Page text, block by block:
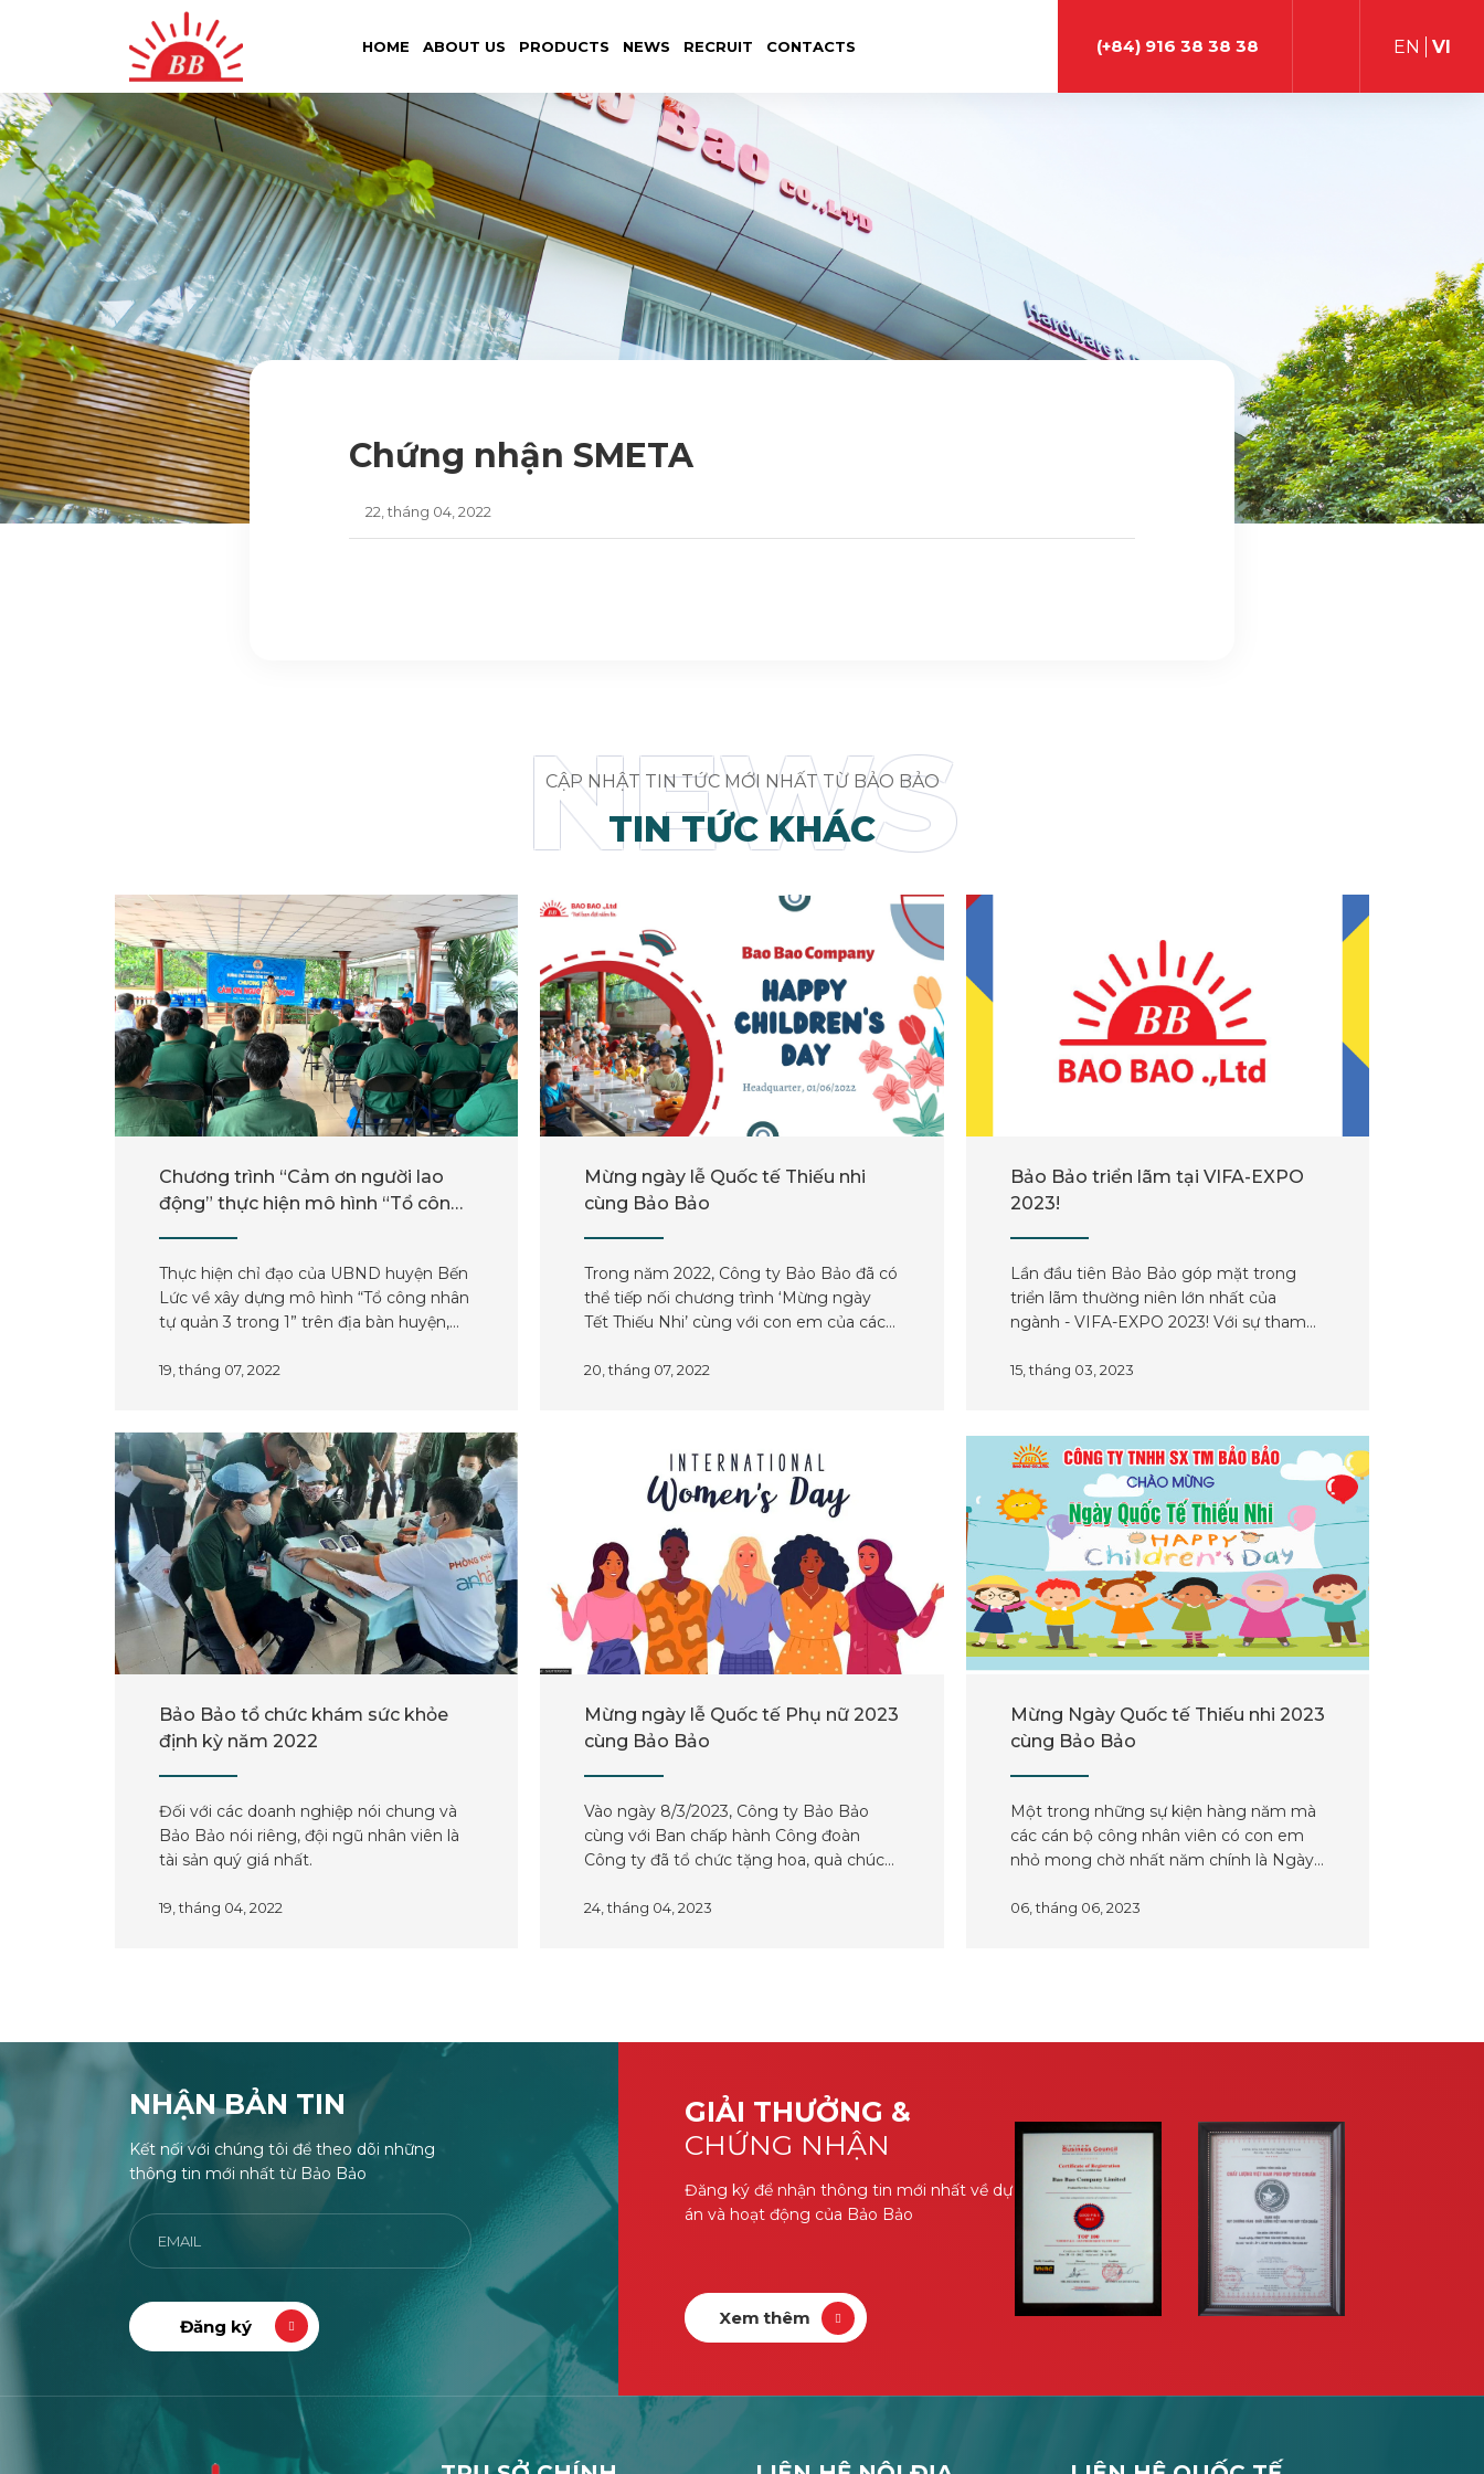
HOME ABOUT US PRODUCTS NEWS RECRUIT CONTACTS (+84) 916 38 38 38 EN VI
Chứng nhận SMETA
22, tháng 04, 2022
NEWS
CẬP NHẬT TIN TỨC MỚI NHẤT TỪ BẢO BẢO
TIN TỨC KHÁC
Chương trình “Cảm ơn người lao
động” thực hiện mô hình “Tổ công
Thực hiện chỉ đạo của UBND huyện Bến
Lức về xây dựng mô hình “Tổ công nhân
tự quản 3 trong 1” trên địa bàn huyện,
đoàn Lao động huyện tổ chức Chương
ANTQ (Công TNHH SX TM Bảo Bảo,ấp 1,
xã Mỹ Yên, huyện Bến Lức).
19, tháng 07, 2022
Mừng ngày lễ Quốc tế Thiếu nhi
cùng Bảo Bảo
Trong năm 2022, Công ty Bảo Bảo đã có
thể tiếp nối chương trình ‘Mừng ngày
Tết Thiếu Nhi’ cùng với con em của các
20, tháng 07, 2022
Bảo Bảo triển lãm tại VIFA-EXPO
2023!
Lần đầu tiên Bảo Bảo góp mặt trong
triển lãm thường niên lớn nhất của
ngành - VIFA-EXPO 2023! Với sự tham
đã có cơ hội trưng bày những sản phẩm
15, tháng 03, 2023
Bảo Bảo tổ chức khám sức khỏe
định kỳ năm 2022
Đối với các doanh nghiệp nói chung và
Bảo Bảo nói riêng, đội ngũ nhân viên là
tài sản quý giá nhất.
19, tháng 04, 2022
Mừng ngày lễ Quốc tế Phụ nữ 2023
cùng Bảo Bảo
Vào ngày 8/3/2023, Công ty Bảo Bảo
cùng với Ban chấp hành Công đoàn
Công ty đã tổ chức tặng hoa, quà chúc
tại công ty.
24, tháng 04, 2023
Mừng Ngày Quốc tế Thiếu nhi 2023
cùng Bảo Bảo
Một trong những sự kiện hàng năm mà
các cán bộ công nhân viên có con em
nhỏ mong chờ nhất năm chính là Ngày
06, tháng 06, 2023
NHẬN BẢN TIN
Kết nối với chúng tôi để theo dõi những
thông tin mới nhất từ Bảo Bảo
GIẢI THƯỞNG &
CHỨNG NHẬN
Đăng ký để nhận thông tin mới nhất về dự
án và hoạt động của Bảo Bảo
Xem thêm